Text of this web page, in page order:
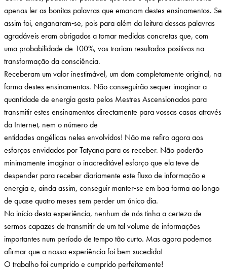
apenas ler as bonitas palavras que emanam destes ensinamentos. Se
assim foi, enganaram‑se, pois para além da leitura dessas palavras
agradáveis eram obrigados a tomar medidas concretas que, com
uma probabilidade de 100%, vos trariam resultados positivos na
transformação da consciência.
Receberam um valor inestimável, um dom completamente original, na
forma destes ensinamentos. Não conseguirão sequer imaginar a
quantidade de energia gasta pelos Mestres Ascensionados para
transmitir estes ensinamentos directamente para vossas casas através
da Internet, nem o número de
entidades angélicas neles envolvidos! Não me refiro agora aos
esforços envidados por Tatyana para os receber. Não poderão
minimamente imaginar o inacreditável esforço que ela teve de
despender para receber diariamente este fluxo de informação e
energia e, ainda assim, conseguir manter‑se em boa forma ao longo
de quase quatro meses sem perder um único dia.
No início desta experiência, nenhum de nós tinha a certeza de
sermos capazes de transmitir de um tal volume de informações
importantes num período de tempo tão curto. Mas agora podemos
afirmar que a nossa experiência foi bem sucedida!
O trabalho foi cumprido e cumprido perfeitamente!